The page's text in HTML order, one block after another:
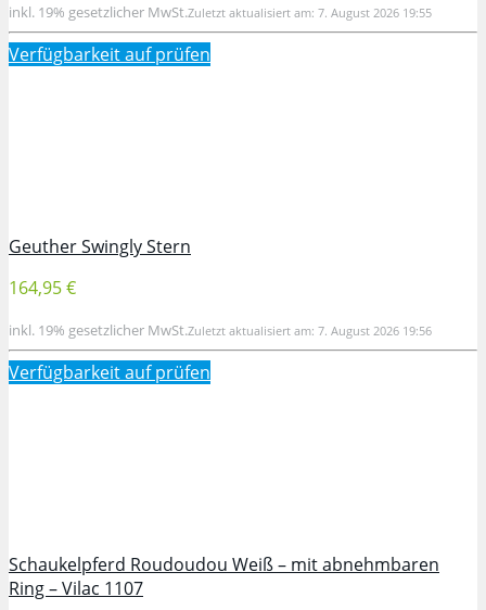
inkl. 19% gesetzlicher MwSt.Zuletzt aktualisiert am: 7. August 2026 19:55
Verfügbarkeit aufprüfen
Geuther Swingly Stern
164,95 €
inkl. 19% gesetzlicher MwSt.Zuletzt aktualisiert am: 7. August 2026 19:56
Verfügbarkeit aufprüfen
Schaukelpferd Roudoudou Weiß – mit abnehmbaren
Ring – Vilac 1107